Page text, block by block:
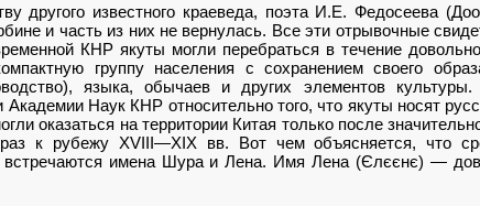
другого известного краеведа, поэта И.Е. Федосеева
и часть из них не вернулась. Все эти отрывочные
КНР якуты могли перебраться в течение
группу населения с сохранением своего
языка, обычаев и других элементов
Академии Наук КНР относительно того, что якуты носят
оказаться на территории Китая только после
раз к рубежу XVIII—XIX вв. Вот чем объясняется, что
встречаются имена Шура и Лена. Имя Лена (Єлєєнє) —